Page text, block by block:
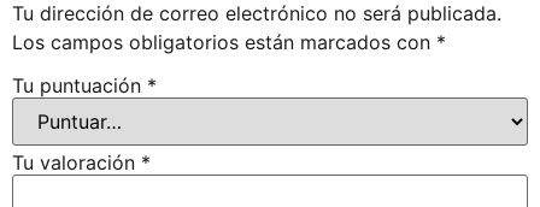
Tu dirección de correo electrónico no será publicada.
Los campos obligatorios están marcados con *
Tu puntuación *
Tu valoración *